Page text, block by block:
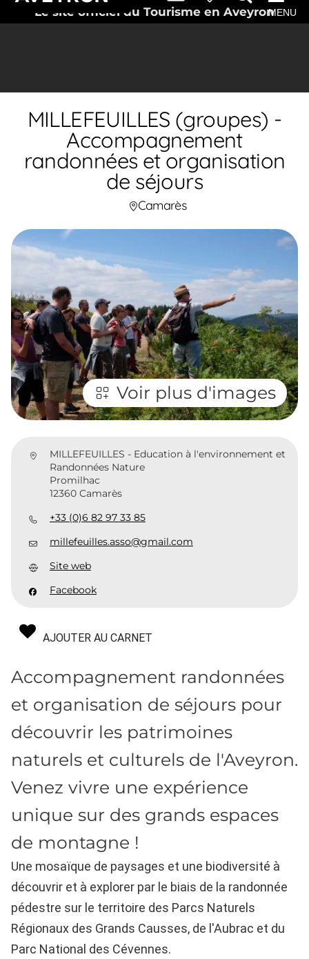
Le site officiel du Tourisme en AveyronMENU
MILLEFEUILLES (groupes) -
Accompagnement
randonnées et organisation
de séjours
Camarès
Voir plus d'images
MILLEFEUILLES - Education à l'environnement et
Randonnées Nature
Promilhac
12360 Camarès
+33 (0)6 82 97 33 85
millefeuilles.asso@gmail.com
Site web
Facebook
AJOUTER AU CARNET
Accompagnement randonnées
et organisation de séjours pour
découvrir les patrimoines
naturels et culturels de l'Aveyron.
Venez vivre une expérience
unique sur des grands espaces
de montagne !
Une mosaïque de paysages et une biodiversité à
découvrir et à explorer par le biais de la randonnée
pédestre sur le territoire des Parcs Naturels
Régionaux des Grands Causses, de l'Aubrac et du
Parc National des Cévennes.